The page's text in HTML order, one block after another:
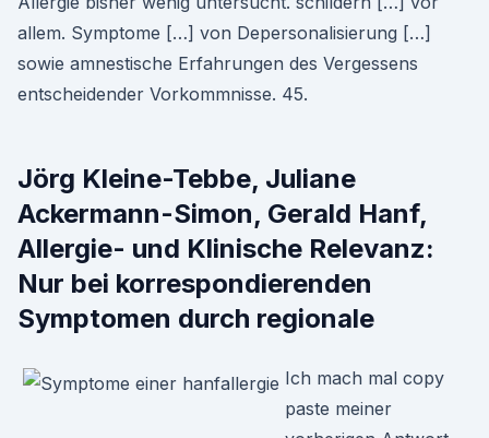
allem. Symptome […] von Depersonalisierung […]
sowie amnestische Erfahrungen des Vergessens
entscheidender Vorkommnisse. 45.
Jörg Kleine-Tebbe, Juliane
Ackermann-Simon, Gerald Hanf,
Allergie- und Klinische Relevanz:
Nur bei korrespondierenden
Symptomen durch regionale
Ich mach mal copy
paste meiner